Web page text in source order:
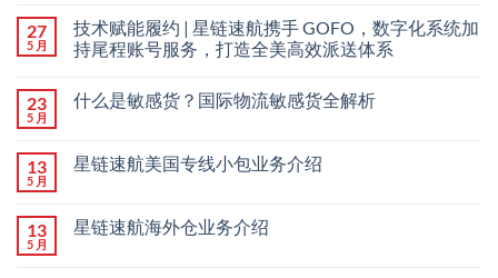
27
5 月
技术赋能履约 | 星链速航携手 GOFO，数字化系统加
持尾程账号服务，打造全美高效派送体系
23
5 月
什么是敏感货？国际物流敏感货全解析
13
5 月
星链速航美国专线小包业务介绍
13
5 月
星链速航海外仓业务介绍